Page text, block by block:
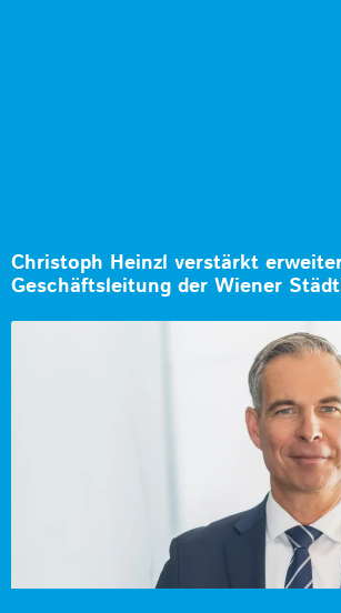
Christoph Heinzl verstärkt
Geschäftsleitung der Wiener